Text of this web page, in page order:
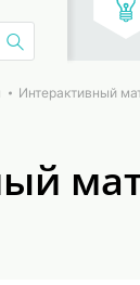
Интерактивный